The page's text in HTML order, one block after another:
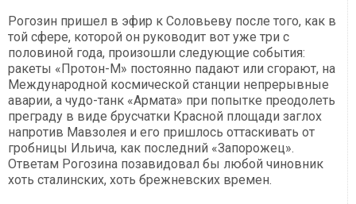
Рогозин пришел в эфир к Соловьеву после того, как в
той сфере, которой он руководит вот уже три с
половиной года, произошли следующие события:
ракеты «Протон-М» постоянно падают или сгорают, на
Международной космической станции непрерывные
аварии, а чудо-танк «Армата» при попытке преодолеть
преграду в виде брусчатки Красной площади заглох
напротив Мавзолея и его пришлось оттаскивать от
гробницы Ильича, как последний «Запорожец».
Ответам Рогозина позавидовал бы любой чиновник
хоть сталинских, хоть брежневских времен.